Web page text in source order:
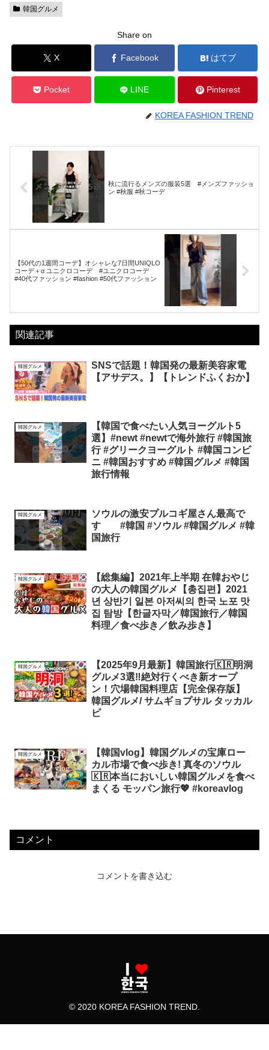
韓国グルメ
Share on
X Facebook はてブ
Pocket LINE Pinterest
KOREA FASHION TREND
秋に流行るメンズの服装5選 #メンズファッショ
ン #秋服 #秋コーデ
【50代の1週間コーデ】オシャレな7日間UNIQLO
コーデ＋α ユニクロコーデ #ユニクロコーデ
#40代ファッション #fashion #50代ファッション
関連記事
韓国グルメ
SNSで話題！韓国発の最新美容家電
【アサデス。】【トレンドふくおか】
韓国グルメ
【韓国で食べたい人気ヨーグルト5
選】#newt #newtで海外旅行 #韓国旅
行 #グリークヨーグルト #韓国コンビ
ニ #韓国おすすめ #韓国グルメ #韓国
旅行情報
韓国グルメ
ソウルの激安プルコギ屋さん最高で
す #韓国 #ソウル #韓国グルメ #韓
国旅行
韓国グルメ
【総集編】2021年上半期 在韓おやじ
の大人の韓国グルメ【총집편】2021
년 상반기 일본 아저씨의 한국 노포 맛
집 탐방【한글자막／韓国旅行／韓国
料理／食べ歩き／飲み歩き】
韓国グルメ
【2025年9月最新】韓国旅行🇰🇷明洞
グルメ3選‼️絶対行くべき新オープ
ン！穴場韓国料理店【完全保存版】
韓国グルメ/ サムギョプサル タッカル
ビ
韓国グルメ
【韓国vlog】韓国グルメの宝庫ロー
カル市場で食べ歩き! 真冬のソウル
🇰🇷本当においしい韓国グルメを食べ
まくる モッパン旅行💖 #koreavlog
コメント
コメントを書き込む
© 2020 KOREA FASHION TREND.